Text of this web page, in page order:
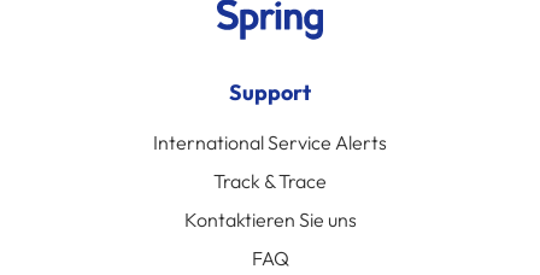
Support
International Service Alerts
Track & Trace
Kontaktieren Sie uns
FAQ